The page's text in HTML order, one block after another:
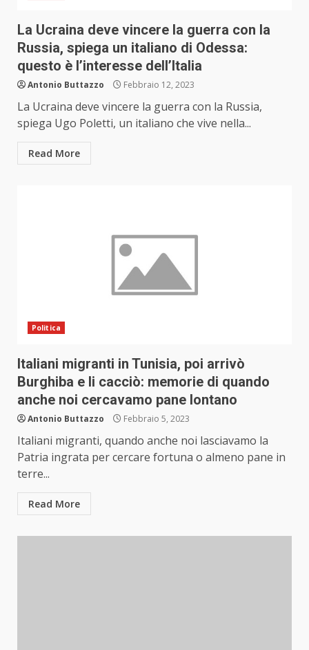
La Ucraina deve vincere la guerra con la
Russia, spiega un italiano di Odessa:
questo è l’interesse dell’Italia
Antonio Buttazzo Febbraio 12, 2023
La Ucraina deve vincere la guerra con la Russia,
spiega Ugo Poletti, un italiano che vive nella...
Read More
Politica
Italiani migranti in Tunisia, poi arrivò
Burghiba e li cacciò: memorie di quando
anche noi cercavamo pane lontano
Antonio Buttazzo Febbraio 5, 2023
Italiani migranti, quando anche noi lasciavamo la
Patria ingrata per cercare fortuna o almeno pane in
terre...
Read More